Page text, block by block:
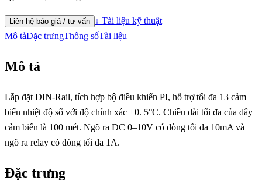
Liên hệ báo giá / tư vấn
↓ Tài liệu kỹ thuật
Mô tảĐặc trưngThông sốTài liệu
Mô tả
Lắp đặt DIN-Rail, tích hợp bộ điều khiển PI, hỗ trợ tối đa 13 cảm
biến nhiệt độ số với độ chính xác ±0. 5°C. Chiều dài tối đa của dây
cảm biến là 100 mét. Ngõ ra DC 0–10V có dòng tối đa 10mA và
ngõ ra relay có dòng tối đa 1A.
Đặc trưng